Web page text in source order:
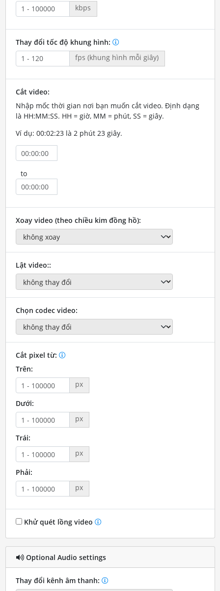
kbps
Thay đổi tốc độ khung hình:
fps (khung hình mỗi giây)
Cắt video:
Nhập mốc thời gian nơi bạn muốn cắt video. Định dạng
là HH:MM:SS. HH = giờ, MM = phút, SS = giây.
Ví dụ: 00:02:23 là 2 phút 23 giây.
to
Xoay video (theo chiều kim đồng hồ):
Lật video::
Chọn codec video:
Cắt pixel từ:
Trên:
px
Dưới:
px
Trái:
px
Phải:
px
Khử quét lồng video
Optional Audio settings
Thay đổi kênh âm thanh: